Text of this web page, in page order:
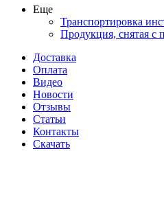
Еще
Транспортировка
Продукция, снятая с
Доставка
Оплата
Видео
Новости
Отзывы
Статьи
Контакты
Скачать